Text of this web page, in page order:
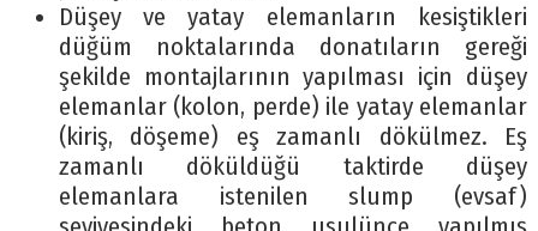
Düşey ve yatay elemanların kesiştikleri
düğüm noktalarında donatıların gereği
şekilde montajlarının yapılması için düşey
elemanlar (kolon, perde) ile yatay elemanlar
(kiriş, döşeme) eş zamanlı dökülmez. Eş
zamanlı döküldüğü taktirde düşey
elemanlara istenilen slump (evsaf)